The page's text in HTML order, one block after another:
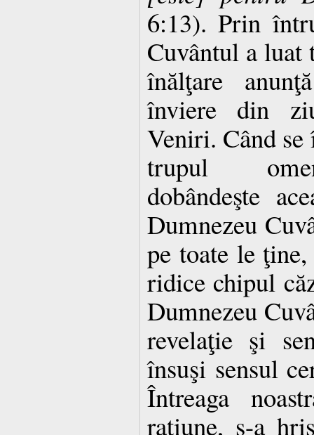
6:13). Prin
Cuvântul a
înălţare
înviere din
Veniri. Când
trupul
dobândeşte
Dumnezeu
pe toate le
ridice chipul
Dumnezeu
revelaţie şi
însuşi sensul
Întreaga
raţiune, s-a